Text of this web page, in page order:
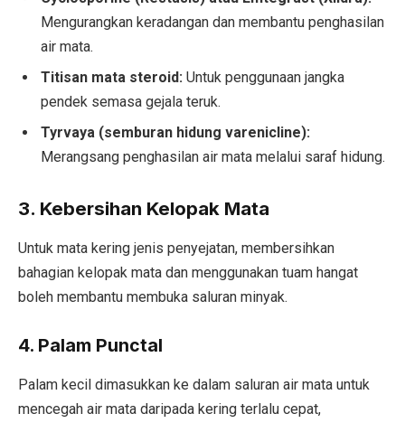
Mengurangkan keradangan dan membantu penghasilan
air mata.
Titisan mata steroid: Untuk penggunaan jangka
pendek semasa gejala teruk.
Tyrvaya (semburan hidung varenicline):
Merangsang penghasilan air mata melalui saraf hidung.
3. Kebersihan Kelopak Mata
Untuk mata kering jenis penyejatan, membersihkan
bahagian kelopak mata dan menggunakan tuam hangat
boleh membantu membuka saluran minyak.
4. Palam Punctal
Palam kecil dimasukkan ke dalam saluran air mata untuk
mencegah air mata daripada kering terlalu cepat,